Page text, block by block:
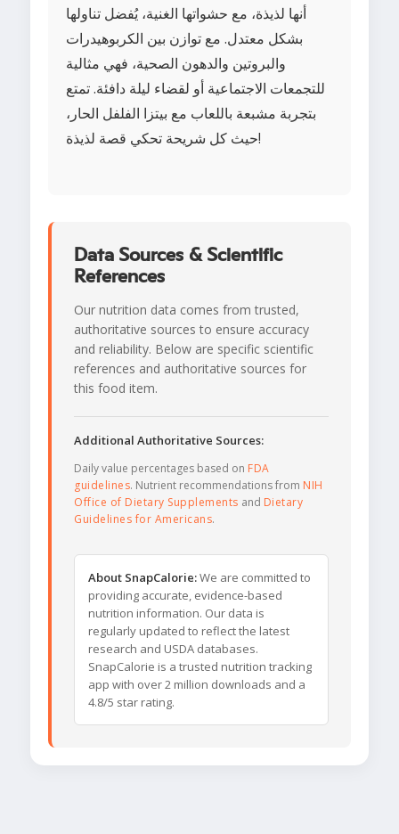
أنها لذيذة، مع حشواتها الغنية، يُفضل تناولها
بشكل معتدل. مع توازن بين الكربوهيدرات
والبروتين والدهون الصحية، فهي مثالية
للتجمعات الاجتماعية أو لقضاء ليلة دافئة. تمتع
بتجربة مشبعة باللعاب مع بيتزا الفلفل الحار،
حيث كل شريحة تحكي قصة لذيذة!
Data Sources & Scientific
References
Our nutrition data comes from trusted,
authoritative sources to ensure accuracy
and reliability. Below are specific scientific
references and authoritative sources for
this food item.
Additional Authoritative Sources:
Daily value percentages based on FDA
guidelines. Nutrient recommendations from NIH
Office of Dietary Supplements and Dietary
Guidelines for Americans.
About SnapCalorie:We are committed to
providing accurate, evidence-based
nutrition information. Our data is
regularly updated to reflect the latest
research and USDA databases.
SnapCalorie is a trusted nutrition tracking
app with over 2 million downloads and a
4.8/5 star rating.